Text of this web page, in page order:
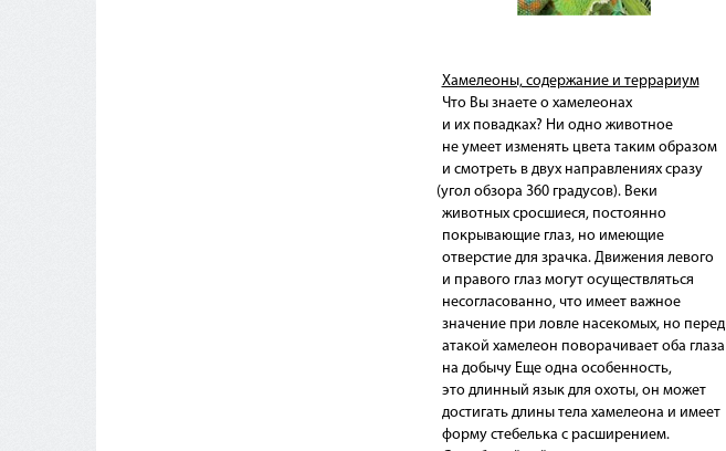
Хамелеоны, содержание и террариум
Что Вы знаете о хамелеонах
и их повадках? Ни одно животное
не умеет изменять цвета таким образом
и смотреть в двух направлениях сразу
(угол обзора 360 градусов). Веки
животных сросшиеся, постоянно
покрывающие глаз, но имеющие
отверстие для зрачка. Движения левого
и правого глаз могут осуществляться
несогласованно, что имеет важное
значение при ловле насекомых, но перед
атакой хамелеон поворачивает оба глаза
на добычу Еще одна особенность,
это длинный язык для охоты, он может
достигать длины тела хамелеона и имеет
форму стебелька с расширением.